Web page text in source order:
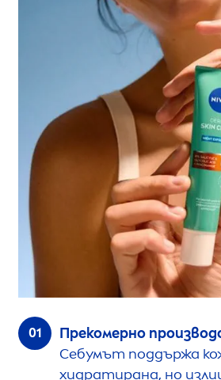
Прекомерно
Себумът поддържа
хидратирана, но